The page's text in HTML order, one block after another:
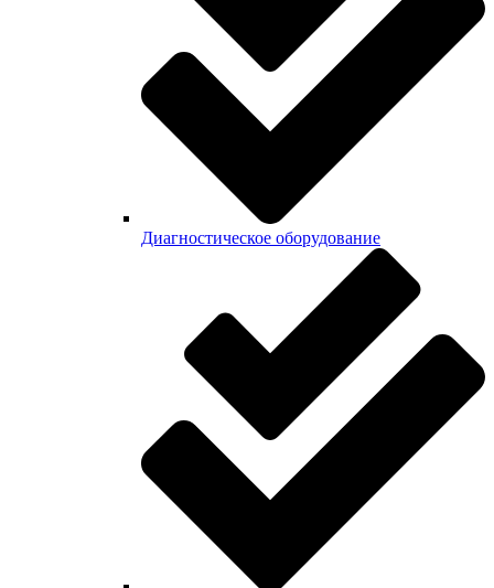
Диагностическое оборудование